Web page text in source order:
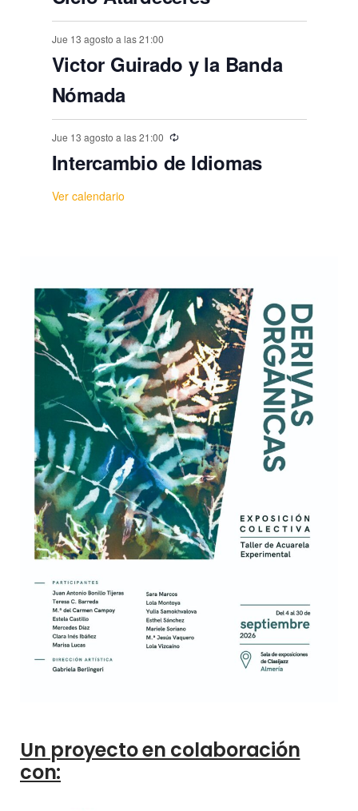
Jue 13 agosto a las 21:00
Victor Guirado y la Banda
Nómada
Jue 13 agosto a las 21:00
Intercambio de Idiomas
Ver calendario
Un proyecto en colaboración
con: